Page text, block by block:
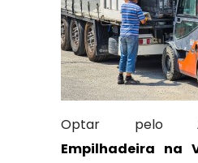
Optar pelo
Empilhadeira na